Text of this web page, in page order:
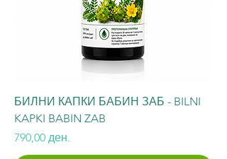
БИЛНИ КАПКИ БАБИН ЗАБ - BILNI
KAPKI BABIN ZAB
Price
790,00 ден.